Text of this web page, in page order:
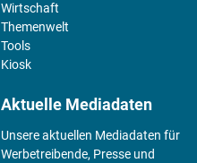
Wirtschaft
Themenwelt
Tools
Kiosk
Aktuelle Mediadaten
Unsere aktuellen Mediadaten für
Werbetreibende, Presse und